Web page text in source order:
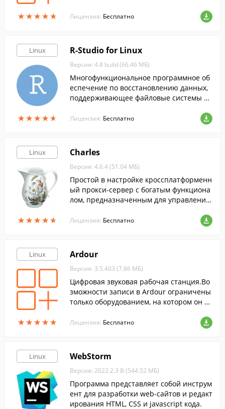
★★★★★
★★★★★ Лицензия: Бесплатно
Linux
★★★★★
★★★★★
R-Studio for Linux
Версия: 4.8 build (66.46 МБ)
Многофункциональное программное об
еспечение по восстановлению данных,
поддерживающее файловые системы FA
и обновленный Win2000), Ext2FS (Linux).
Лицензия: Бесплатно
Linux
★★★★★
★★★★★
Charles
Версия: 4.6.4 (51.04 МБ)
Простой в настройке кроссплатформенн
ый прокси-сервер c богатым функциона
лом, предназначенным для управления
Лицензия: Бесплатно
Linux
★★★★★
★★★★★
Ardour
Версия: 3.5.403 (7.86 МБ)
Цифровая звуковая рабочая станция.Во
зможности записи в Ardour ограничены
только оборудованием, на котором он за
Лицензия: Бесплатно
Linux WebStorm
Версия: 2022.2.3 B (544.52 МБ)
Программа представляет собой инструм
ент для разработки web-сайтов и редакт
ирования HTML, CSS и javascript кода.